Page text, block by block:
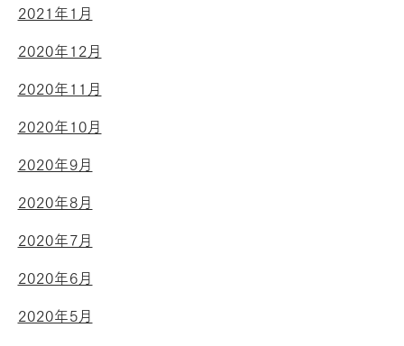
2021年1月
2020年12月
2020年11月
2020年10月
2020年9月
2020年8月
2020年7月
2020年6月
2020年5月